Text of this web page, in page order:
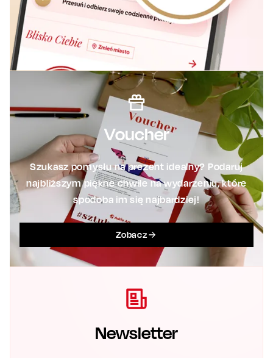
Voucher
Szukasz pomysłu na prezent idealny? Podaruj
najbliższym piękne chwile na wydarzeniu, które
spodoba im się najbardziej!
Zobacz
Newsletter